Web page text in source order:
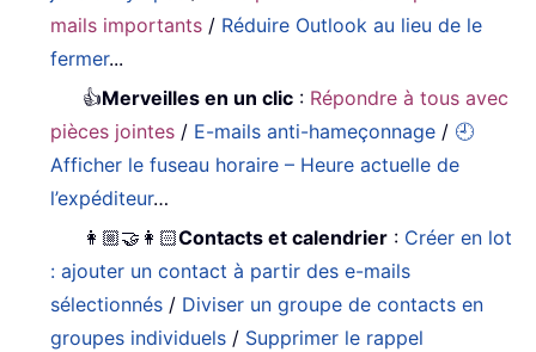
mails importants / Réduire Outlook au lieu de le
fermer...
👍Merveilles en un clic : Répondre à tous avec
pièces jointes / E-mails anti-hameçonnage / 🕘
Afficher le fuseau horaire – Heure actuelle de
l’expéditeur…
👩🏼‍🤝‍👩🏻Contacts et calendrier : Créer en lot
: ajouter un contact à partir des e-mails
sélectionnés / Diviser un groupe de contacts en
groupes individuels / Supprimer le rappel